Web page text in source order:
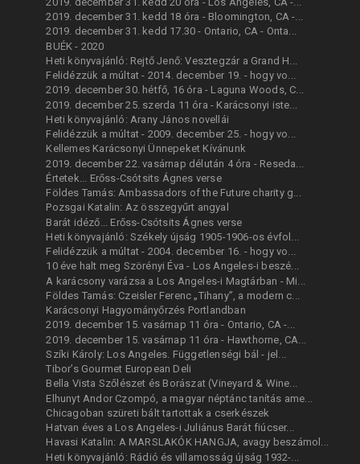
2019. december 31. kedd 18 óra - Bloomington, CA -...
2019. december 31. kedd 17.30 - Ontario, CA - Onta...
BUÉK - 2020
Heti könyvajánló: Rejtő Jenő: Vesztegzár a Grand H...
Felidézzük a múltat - 2014. december 19. - hogy vo...
2019. december 30. hétfő, 16 óra - Laguna Woods, C...
2019. december 25. szerda 11 óra - Karácsonyi iste...
Heti könyvajánló: Arany János novellái
Felidézzük a múltat - 2009. december 25. - hogy vo...
Kellemes Karácsonyi Ünnepeket Kívánunk
2019. december 22. vasárnap délután 4 óra - Reseda...
Értetek... Erőss-Csótsits Ágnes verse
Földes Tamás: Ambassadors of the Future charity g...
Pozsgai Katalin: Az összegyűrt angyal
Barát idéző... Erőss-Csótsits Ágnes verse
Heti könyvajánló: Székely újság 1905-1906-os évfol...
Felidézzük a múltat - 2004. december 16. - hogy vo...
10 éve halt meg Szörényi Éva - Los Angeles-i beszé...
A karácsony varázsa a Los Angeles-i Magtárban - Mi...
Földes Tamás: Czeisler Ferenc „Tihany”, a modern c...
Karácsonyi Hagyományőrzés Portlandban
2019. december 15. vasárnap 11 óra - Ontario, CA -...
2019. december 15. vasárnap 11 óra - Hawthorne, CA...
Szíki Károly: Los Angeles. Függetlenségi bál - jel...
Tibor’s Gourmet European Deli
Bella Vista Szőlészet és Borászat (Vineyard & Wine...
Elhunyt Andor Czompó, a magyar néptánc tanítás ame...
Chicagoban szüreti bált tartottak a cserkészek
Hatvan éves a Los Angeles-i Juliánus Barát fiúcser...
Havasi Katalin: A MARSLAKÓK HANGJA, avagy beszámol...
Heti könyvajánló: Rádió és villamosság újság 1932-...